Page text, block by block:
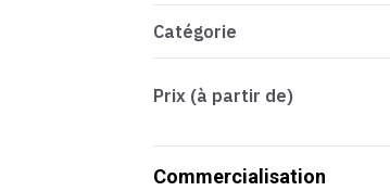
Catégorie
Prix (à partir de)
Commercialisation